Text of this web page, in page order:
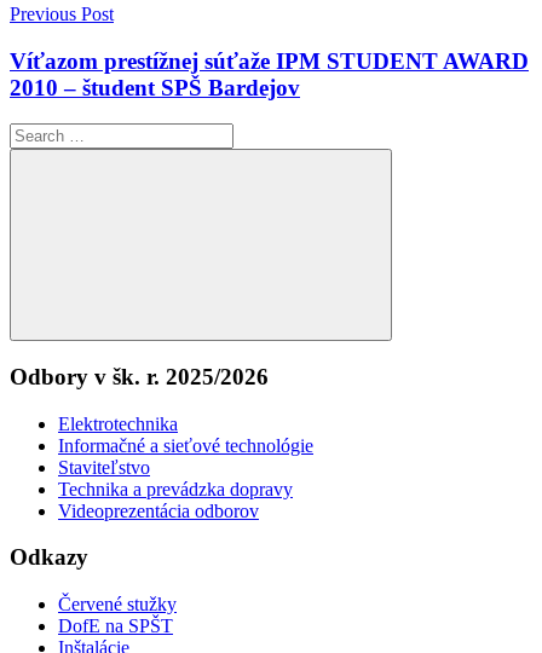
Navigácia
v
článku
Previous Post
Víťazom prestížnej súťaže IPM STUDENT AWARD
2010 – študent SPŠ Bardejov
Search
for:
Search
Odbory v šk. r. 2025/2026
Elektrotechnika
Informačné a sieťové technológie
Staviteľstvo
Technika a prevádzka dopravy
Videoprezentácia odborov
Odkazy
Červené stužky
DofE na SPŠT
Inštalácie